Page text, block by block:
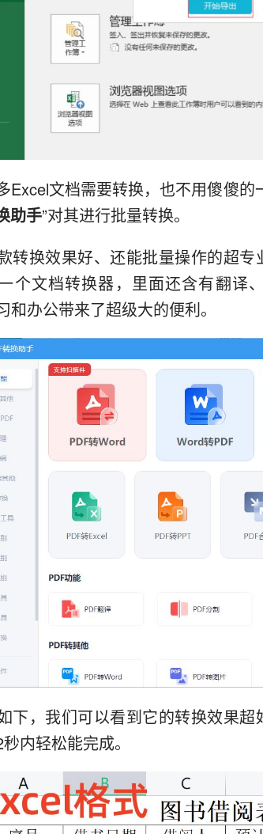
Excel文档需要转换，也不用傻傻的
助手”对其进行批量转换。
转换效果好、还能批量操作的超
个文档转换器，里面还含有翻译
和办公带来了超级大的便利。
下，我们可以看到它的转换效果
内轻松能完成。